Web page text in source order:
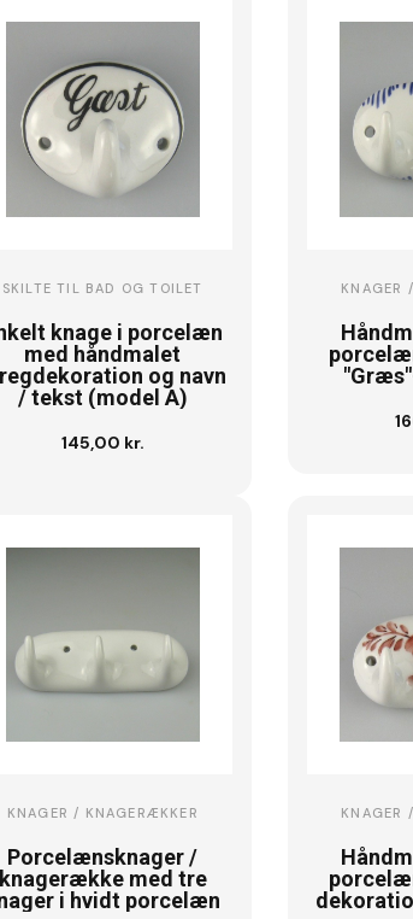
SKILTE TIL BAD OG TOILET
knage i porcelæn
med håndmalet
og navn
/ tekst (model A)
145,00 kr.
Se vare
KNAGER
Se
KNAGER / KNAGERÆKKER
Porcelænsknager /
med tre
i hvidt porcelæn
KNAGER